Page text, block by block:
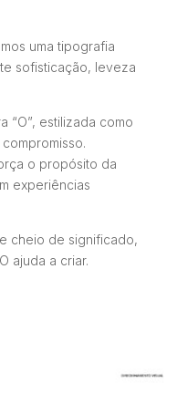
uma tipografia
sofisticação, leveza
“O”, estilizada como
o propósito da
experiências
cheio de significado,
ajuda a criar.